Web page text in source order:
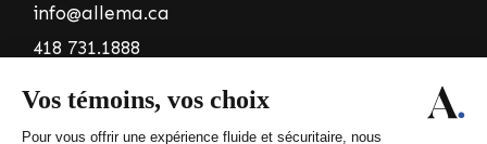
info@allema.ca
418 731.1888
70 Rue St Germain
Est, bureau 112,
Rimouski (QC) G5L